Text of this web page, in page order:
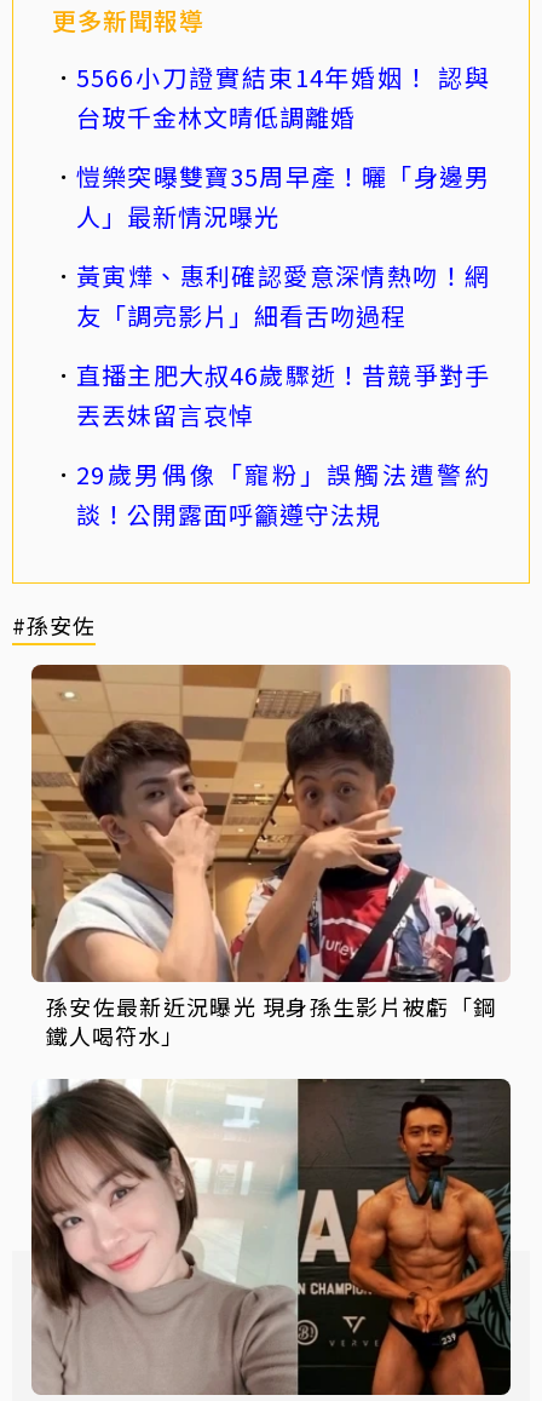
更多新聞報導
5566小刀證實結束14年婚姻！ 認與
台玻千金林文晴低調離婚
愷樂突曝雙寶35周早產！曬「身邊男
人」最新情況曝光
黃寅燁、惠利確認愛意深情熱吻！網
友「調亮影片」細看舌吻過程
直播主肥大叔46歲驟逝！昔競爭對手
丟丟妹留言哀悼
29歲男偶像「寵粉」誤觸法遭警約
談！公開露面呼籲遵守法規
#孫安佐
孫安佐最新近況曝光 現身孫生影片被虧「鋼
鐵人喝符水」